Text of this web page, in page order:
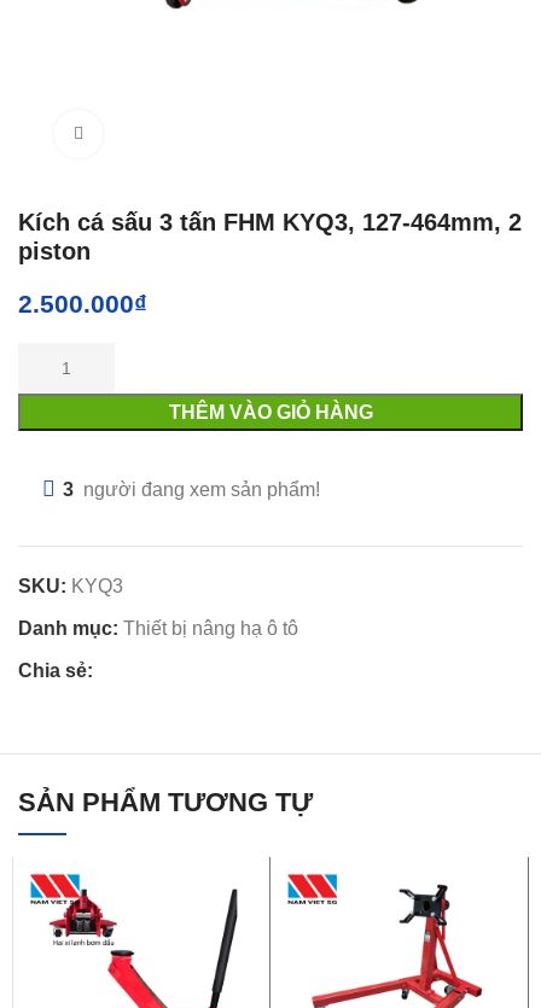
Kích cá sấu 3 tấn FHM KYQ3, 127-464mm, 2
piston
2.500.000₫
THÊM VÀO GIỎ HÀNG
3 người đang xem sản phẩm!
SKU: KYQ3
Danh mục: Thiết bị nâng hạ ô tô
Chia sẻ:
SẢN PHẨM TƯƠNG TỰ